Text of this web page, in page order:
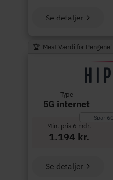
Se detaljer
🏆 'Mest Værdi for
Type
5G internet
Spar
Min. pris 6 mdr.
1.194 kr.
Se detaljer